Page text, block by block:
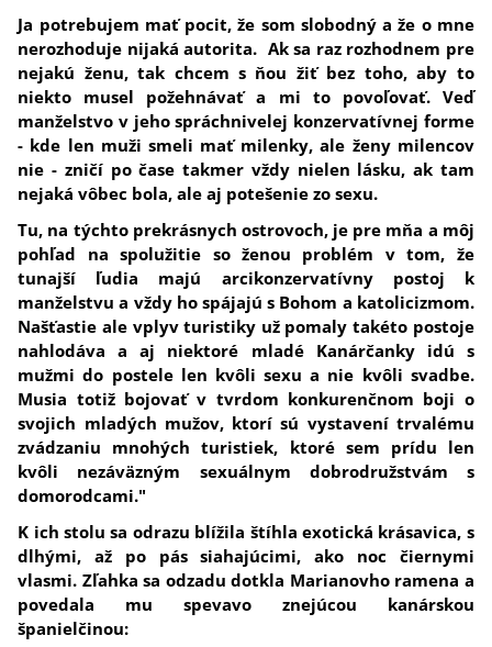
Ja potrebujem mať pocit, že som slobodný a že o mne
nerozhoduje nijaká autorita. Ak sa raz rozhodnem pre
nejakú ženu, tak chcem s ňou žiť bez toho, aby to
niekto musel požehnávať a mi to povoľovať. Veď
manželstvo v jeho spráchnivelej konzervatívnej forme
- kde len muži smeli mať milenky, ale ženy milencov
nie - zničí po čase takmer vždy nielen lásku, ak tam
nejaká vôbec bola, ale aj potešenie zo sexu.
Tu, na týchto prekrásnych ostrovoch, je pre mňa a môj
pohľad na spolužitie so ženou problém v tom, že
tunajší ľudia majú arcikonzervatívny postoj k
manželstvu a vždy ho spájajú s Bohom a katolicizmom.
Našťastie ale vplyv turistiky už pomaly takéto postoje
nahlodáva a aj niektoré mladé Kanárčanky idú s
mužmi do postele len kvôli sexu a nie kvôli svadbe.
Musia totiž bojovať v tvrdom konkurenčnom boji o
svojich mladých mužov, ktorí sú vystavení trvalému
zvádzaniu mnohých turistiek, ktoré sem prídu len
kvôli nezáväzným sexuálnym dobrodružstvám s
domorodcami."
K ich stolu sa odrazu blížila štíhla exotická krásavica, s
dlhými, až po pás siahajúcimi, ako noc čiernymi
vlasmi. Zľahka sa odzadu dotkla Marianovho ramena a
povedala mu spevavo znejúcou kanárskou
španielčinou: